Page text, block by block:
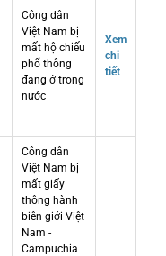
Công dân
Việt Nam bị
mất hộ chiếu
phổ thông
đang ở trong
nước
Xem
chi
tiết
Công dân
Việt Nam bị
mất giấy
thông hành
biên giới Việt
Nam -
Campuchia